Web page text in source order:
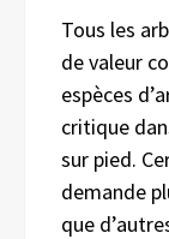
Tous les
de valeur
espèces
critique
sur pied.
demande
que